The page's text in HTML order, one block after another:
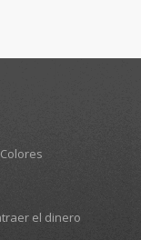
el dinero